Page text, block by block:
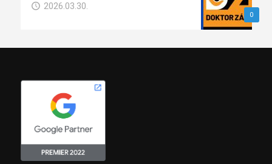
0
2026.03.30.